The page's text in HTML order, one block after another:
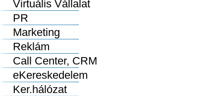
Virtuális Vállalat
PR
Marketing
Reklám
Call Center, CRM
eKereskedelem
Ker.hálózat